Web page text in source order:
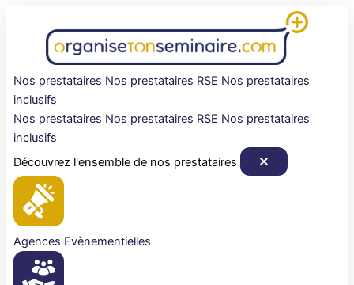
Nos prestataires Nos prestataires RSE Nos prestataires
inclusifs
Nos prestataires Nos prestataires RSE Nos prestataires
inclusifs
Découvrez l'ensemble de nos prestataires
Agences Evènementielles